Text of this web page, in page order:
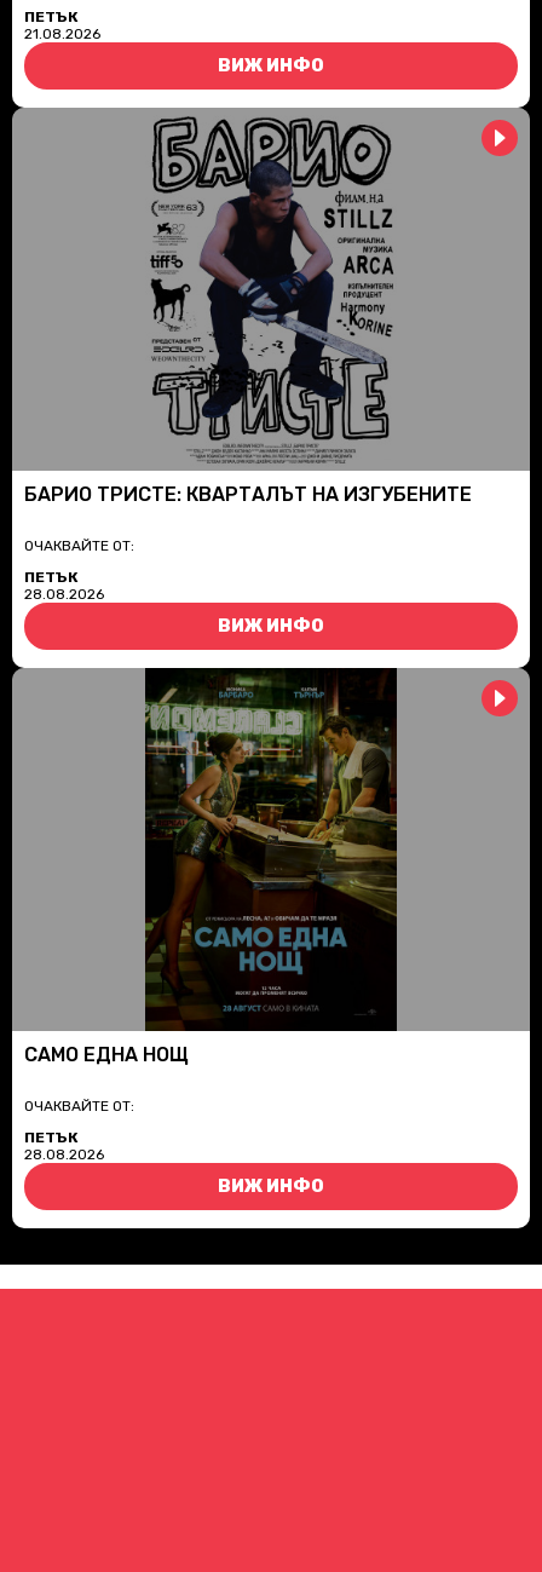
ПЕТЪК
21.08.2026
ВИЖ ИНФО
БАРИО ТРИСТЕ: КВАРТАЛЪТ НА ИЗГУБЕНИТЕ
ОЧАКВАЙТЕ ОТ:
ПЕТЪК
28.08.2026
ВИЖ ИНФО
САМО ЕДНА НОЩ
ОЧАКВАЙТЕ ОТ:
ПЕТЪК
28.08.2026
ВИЖ ИНФО